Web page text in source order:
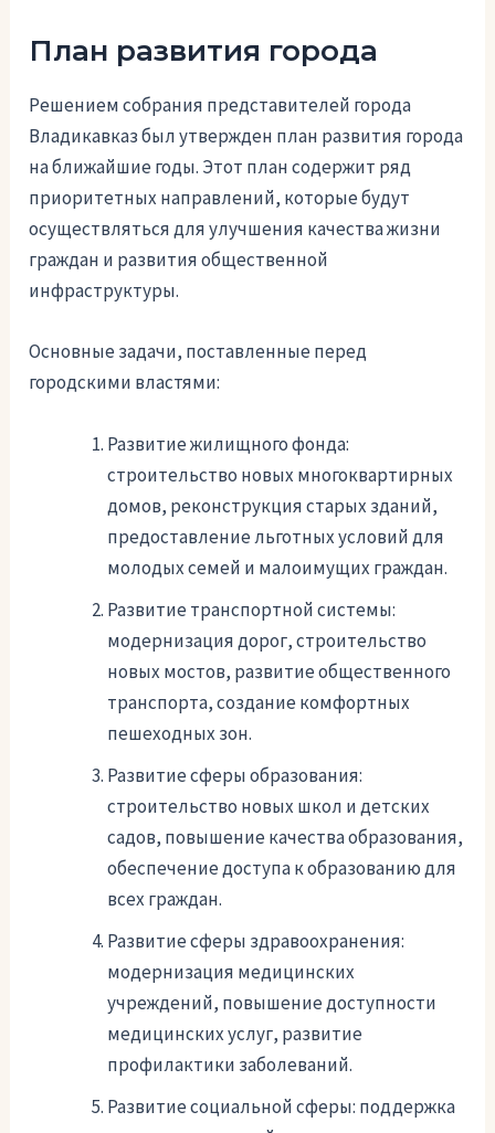
План развития города
Решением собрания представителей города
Владикавказ был утвержден план развития города
на ближайшие годы. Этот план содержит ряд
приоритетных направлений, которые будут
осуществляться для улучшения качества жизни
граждан и развития общественной
инфраструктуры.
Основные задачи, поставленные перед
городскими властями:
Развитие жилищного фонда:
строительство новых многоквартирных
домов, реконструкция старых зданий,
предоставление льготных условий для
молодых семей и малоимущих граждан.
Развитие транспортной системы:
модернизация дорог, строительство
новых мостов, развитие общественного
транспорта, создание комфортных
пешеходных зон.
Развитие сферы образования:
строительство новых школ и детских
садов, повышение качества образования,
обеспечение доступа к образованию для
всех граждан.
Развитие сферы здравоохранения:
модернизация медицинских
учреждений, повышение доступности
медицинских услуг, развитие
профилактики заболеваний.
Развитие социальной сферы: поддержка